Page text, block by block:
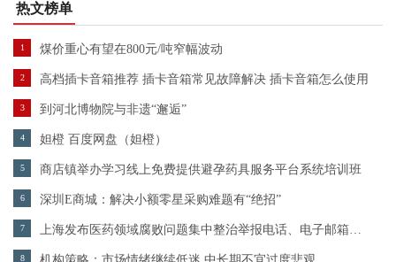
热文榜单
1 煤价重心有望在800元/吨窄幅波动
2 高档插卡音箱推荐 插卡音箱常见故障解决 插卡音箱怎么使用
3 ​到河北博物院与非遗“邂逅”
4 妲橙 百度网盘（妲橙）
5 商店镇举办学习线上免费提供避孕药具服务平台系统培训班
6 深圳E商城：解决小额零星采购难题有“绝招”
7 上海发布医药领域腐败问题集中整治举报电话、电子邮箱和信息平台
8